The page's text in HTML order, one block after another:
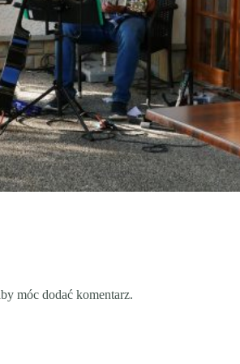
móc dodać komentarz.